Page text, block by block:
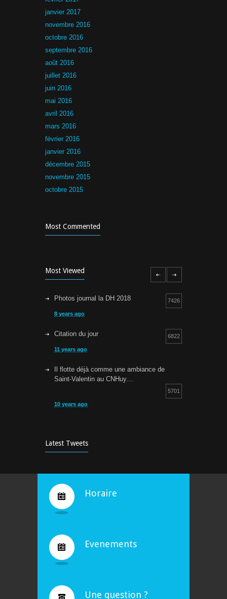
janvier 2017
novembre 2016
octobre 2016
septembre 2016
août 2016
juillet 2016
juin 2016
mai 2016
avril 2016
mars 2016
février 2016
janvier 2016
décembre 2015
novembre 2015
octobre 2015
Most Commented
Most Viewed
Photos journal la DH 2018 7426
8 years ago
Citation du jour 6822
11 years ago
Il flotte déjà comme une ambiance de
Saint-Valentin au CNHuy…
5701
10 years ago
9 years ago
10 years ago
Latest Tweets
Horaire
Evenements
Une question ?